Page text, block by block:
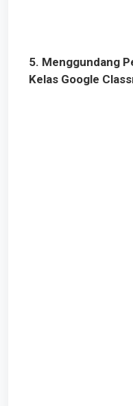
5. Menggundang
Kelas Google